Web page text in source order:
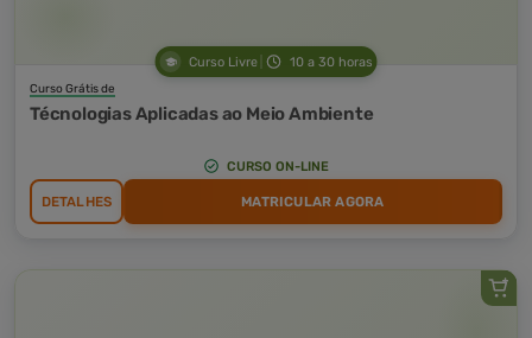
Curso Livre 10 a 30 horas
Curso Grátis de
Técnologias Aplicadas ao Meio Ambiente
CURSO ON-LINE
DETALHES MATRICULAR AGORA